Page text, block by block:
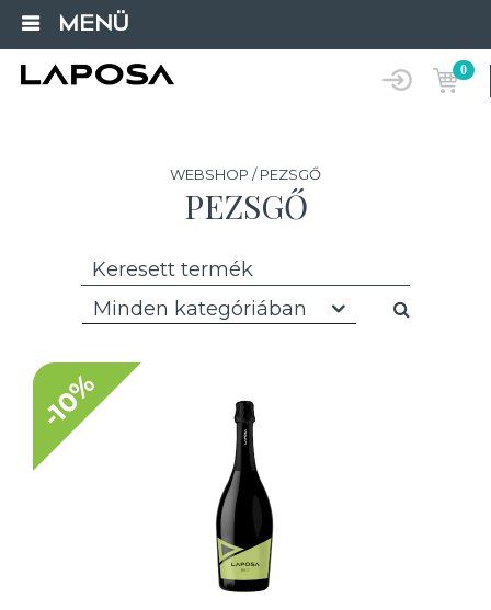
MENÜ
0
WEBSHOP / PEZSGŐ
PEZSGŐ
Minden kategóriában
-10%